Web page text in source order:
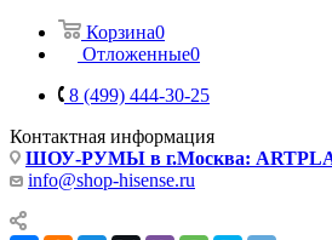
Корзина0
Отложенные0
8 (499) 444-30-25
Контактная информация
ШОУ-РУМЫ в г.Москва:
info@shop-hisense.ru